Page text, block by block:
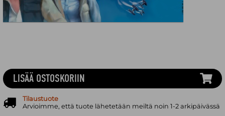
LISÄÄ OSTOSKORIIN
Tilaustuote
Arvioimme, että tuote lähetetään meiltä noin 1-2 arkipäivässä